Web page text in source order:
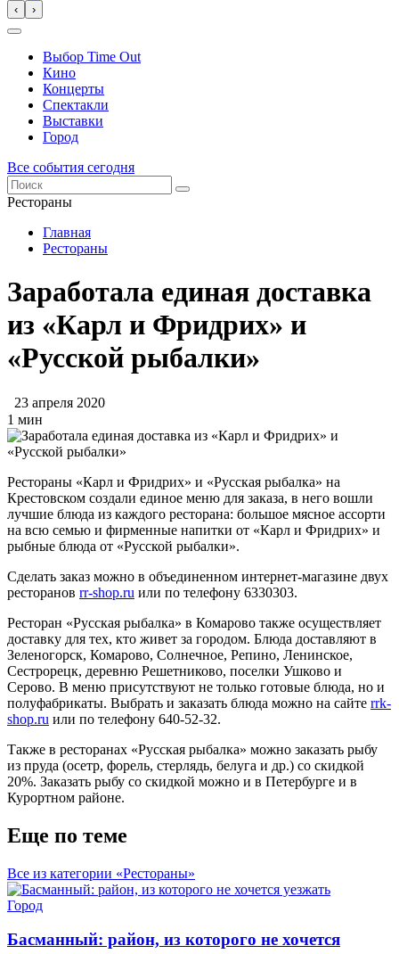
‹ ›
Выбор Time Out
Кино
Концерты
Спектакли
Выставки
Город
Все события сегодня
Рестораны
Главная
Рестораны
Заработала единая доставка
из «Карл и Фридрих» и
«Русской рыбалки»
23 апреля 2020
1 мин
Рестораны «Карл и Фридрих» и «Русская рыбалка» на
Крестовском создали единое меню для заказа, в него вошли
лучшие блюда из каждого ресторана: большое мясное ассорти
на всю семью и фирменные напитки от «Карл и Фридрих» и
рыбные блюда от «Русской рыбалки».
Сделать заказ можно в объединенном интернет-магазине двух
ресторанов rr-shop.ru или по телефону 6330303.
Ресторан «Русская рыбалка» в Комарово также осуществляет
доставку для тех, кто живет за городом. Блюда доставляют в
Зеленогорск, Комарово, Солнечное, Репино, Ленинское,
Сестрорецк, деревню Решетниково, поселки Ушково и
Серово. В меню присутствуют не только готовые блюда, но и
полуфабрикаты. Выбрать и заказать блюда можно на сайте rrk-
shop.ru или по телефону 640-52-32.
Также в ресторанах «Русская рыбалка» можно заказать рыбу
из пруда (осетр, форель, стерлядь, белуга и др.) со скидкой
20%. Заказать рыбу со скидкой можно и в Петербурге и в
Курортном районе.
Еще по теме
Все из категории «Рестораны»
Город
Басманный: район, из которого не хочется